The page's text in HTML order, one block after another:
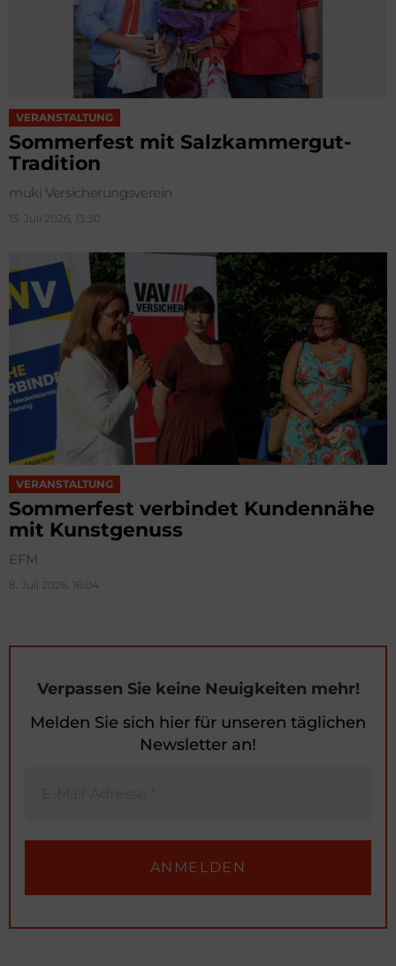
VERANSTALTUNG
Sommerfest mit Salzkammergut-
Tradition
muki Versicherungsverein
13. Juli 2026, 13:30
VERANSTALTUNG
Sommerfest verbindet Kundennähe
mit Kunstgenuss
EFM
8. Juli 2026, 16:04
Verpassen Sie keine Neuigkeiten mehr!
Melden Sie sich hier für unseren täglichen
Newsletter an!